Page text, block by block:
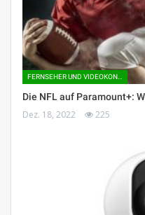
Die NFL auf Paramount+:
Dez. 18, 2022 225